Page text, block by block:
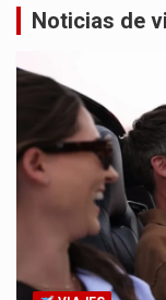
Noticias de